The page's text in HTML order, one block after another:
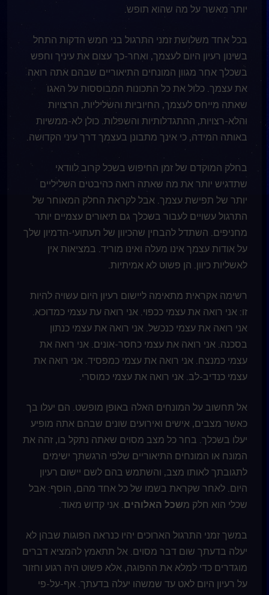
יותר מאשר על מה שהוא תופש.
בכל אחד משלושת זמני התרגול בני חמש הדקות התחל
בשינון רעיון היום לעצמך, ואחר-כך עצום את עיניך וחפש
בשכלך אחר מגוון המונחים התיאוריים שבהם אתה רואה
את עצמך. כלול את כל התכונות המבוססות על האגו
שאתה מייחס לעצמך, החיוביות והשליליות, הרצויות
והלא-רצויות, ההתגדלותיות והשפלות. כולן לא-ממשיות
באותה המידה, כי אינך מתבונן בעצמך דרך עיני הקדוּשה.
בחלק המוקדם של זמן החיפוש בשכל קרוב לוודאי
שתדגיש יותר את מה שאתה רואה כהיבטים השליליים
יותר של תפישת עצמך. אבל לקראת החלק המאוחר של
התרגול עשויים לעבור בשכלך גם תיאורים עצמיים יותר
מחניפים. השתדל להבחין שהכיוון של תעתועי-הדמיון שלך
על אודות עצמך אינו מעלה ואינו מוריד. במציאות אין
לאשליות כיוון. הן פשוט לא אמיתיות.
רשימה אקראית מתאימה ליישום רעיון היום עשויה להיות
זו: אני רואה את עצמי ככפוי. אני רואה עת עצמי כמדוכא.
אני רואה את עצמי כנכשל. אני רואה את עצמי כנתון
בסכנה. אני רואה את עצמי כחסר-אונים. אני רואה את
עצמי כמנצח. אני רואה את עצמי כמפסיד. אני רואה את
עצמי כנדיב-לב. אני רואה את עצמי כמוסרי.
אל תחשוב על המונחים האלה באופן מופשט. הם יעלו בך
כאשר מצבים, אישים ואירועים שונים שבהם אתה מופיע
יעלו בשכלך. בחר כל מצב מסוים שאתה נתקל בו, זהה את
המונח או המונחים התיאוריים שלפי הרגשתך ישימים
לתגובתך לאותו מצב, והשתמש בהם לשם יישום רעיון
היום. לאחר שקראת בשמו של כל אחד מהם, הוסף: אבל
שכלי הוא חלק משכל האלוהים. אני קדוש מאוד.
במשך זמני התרגול הארוכים יהיו כנראה הפוגות שבהן לא
יעלה בדעתך שום דבר מסוים. אל תתאמץ להמציא דברים
מוגדרים כדי למלא את ההפוגה, אלא פשוט היה רגוע וחזור
על רעיון היום לאט עד שמשהו יעלה בדעתך. אף-על-פי